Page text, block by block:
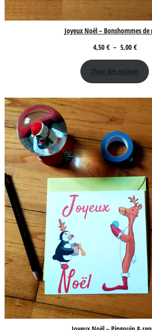
Joyeux Noël – Bonshommes de
4,50 € – 5,00 €Plage
de
prix :
4,50 €
à
Choix des options